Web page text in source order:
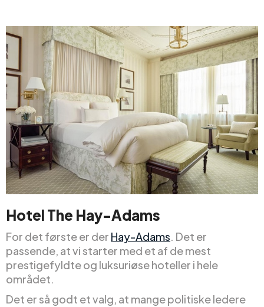
Hotel The Hay-Adams
For det første er der Hay-Adams. Det er
passende, at vi starter med et af de mest
prestigefyldte og luksuriøse hoteller i hele
området.
Det er så godt et valg, at mange politiske ledere